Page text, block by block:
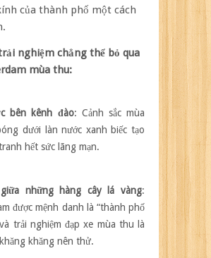
của thành phố một cách
nghiệm chẳng thể bỏ qua
mùa thu:
bên kênh đào: Cảnh sắc mùa
dưới làn nước xanh biếc tạo
hết sức lãng mạn.
những hàng cây lá vàng:
được mệnh danh là “thành phố
trải nghiệm đạp xe mùa thu là
khăng nên thử.